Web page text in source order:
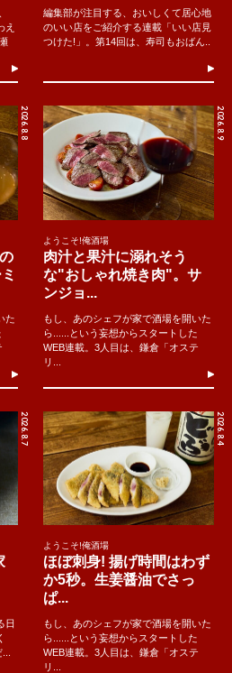
え
編集部が注目する、おいしくて居心地
のいい店をご紹介する連載「いい店見
つけた!」。第14回は、寿司もおばん..
2026.8.8
た
2026.8.9
ようこそ!俺酒場
肉汁と果汁に溺れそう
な"おしゃれ焼き肉"。サ
ンジョ...
もし、あのシェフが家で酒場を開いた
ら......という妄想からスタートした
WEB連載。3人目は、鎌倉「オステ
リ...
2026.8.7
日
2026.8.4
ようこそ!俺酒場
ほぼ刺身! 揚げ時間はわず
か5秒。生姜醤油でさっ
ぱ...
もし、あのシェフが家で酒場を開いた
ら......という妄想からスタートした
WEB連載。3人目は、鎌倉「オステ
リ...